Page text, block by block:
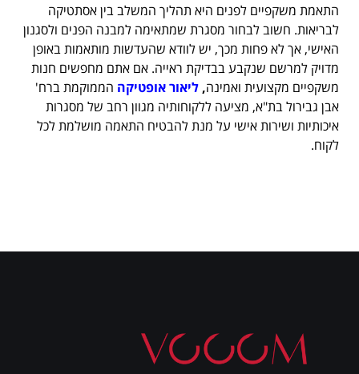
התאמת משקפיים לפנים היא תהליך המשלב בין אסתטיקה
לבריאות. חשוב לבחור מסגרת שמתאימה למבנה הפנים ולסגנון
האישי, אך לא פחות מכך, יש לוודא שהעדשות מותאמות באופן
מדויק למרשם שנקבע בבדיקת ראייה. אם אתם מחפשים חנות
משקפיים מקצועית ואמינה, ליאור אופטיקה הממוקמת ברח'
אבן גבירול בת"א, מציעה ללקוחותיה מגוון רחב של מסגרות
איכותיות ושירות אישי על מנת להבטיח התאמה מושלמת לכל
לקוח.